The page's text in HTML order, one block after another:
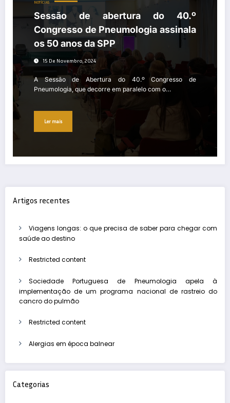
NOTÍCIAS
Sessão de abertura do 40.º
Congresso de Pneumologia assinala
os 50 anos da SPP
15 De Novembro, 2024
A Sessão de Abertura do 40.º Congresso de
Pneumologia, que decorre em paralelo com o…
Ler mais
Artigos recentes
Viagens longas: o que precisa de saber para chegar com
saúde ao destino
Restricted content
Sociedade Portuguesa de Pneumologia apela à
implementação de um programa nacional de rastreio do
cancro do pulmão
Restricted content
Alergias em época balnear
Categorias